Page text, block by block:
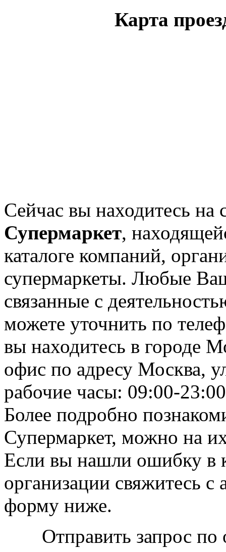
Карта
Сейчас вы находитесь на
Супермаркет,
каталоге компаний,
супермаркеты. Любые
связанные с
можете уточнить по
вы находитесь в городе
офис по адресу Москва,
рабочие часы: 09:00-
Более подробно
Супермаркет, можно на
Если вы нашли ошибку в
организации свяжитесь
форму ниже.
Отправить запрос